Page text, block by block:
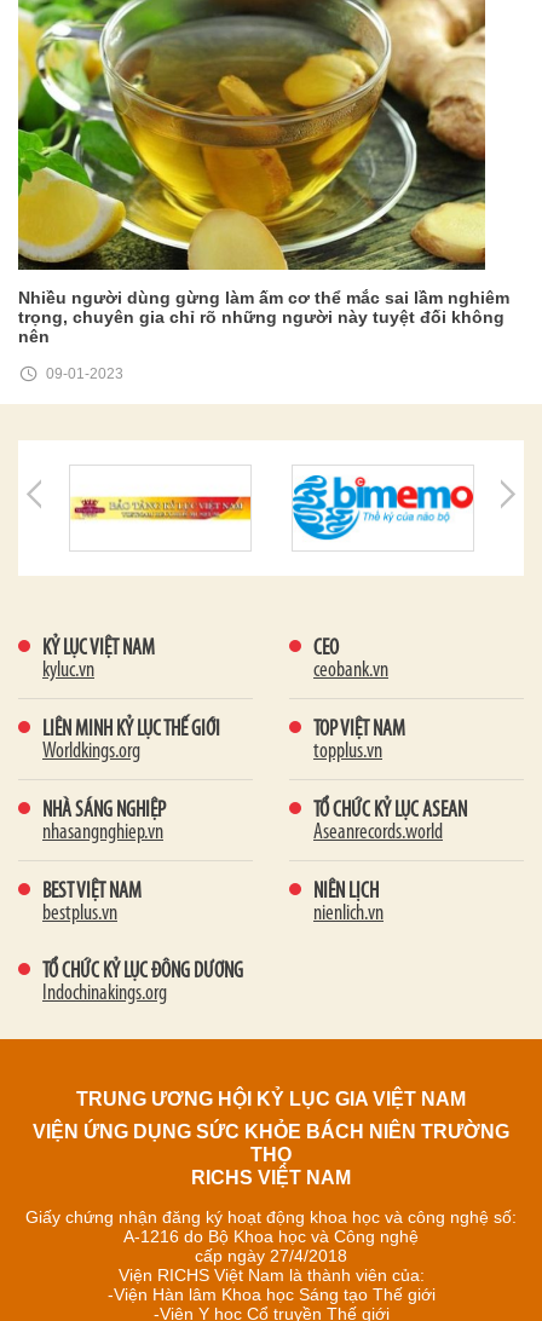
Nhiều người dùng gừng làm ấm cơ thể mắc sai lầm nghiêm
trọng, chuyên gia chỉ rõ những người này tuyệt đối không
nên
09-01-2023
KỶ LỤC VIỆT NAM
kyluc.vn
CEO
ceobank.vn
LIÊN MINH KỶ LỤC THẾ GIỚI
Worldkings.org
TOP VIỆT NAM
topplus.vn
NHÀ SÁNG NGHIỆP
nhasangnghiep.vn
TỔ CHỨC KỶ LỤC ASEAN
Aseanrecords.world
BEST VIỆT NAM
bestplus.vn
NIÊN LỊCH
nienlich.vn
TỔ CHỨC KỶ LỤC ĐÔNG DƯƠNG
Indochinakings.org
TRUNG ƯƠNG HỘI KỶ LỤC GIA VIỆT NAM
VIỆN ỨNG DỤNG SỨC KHỎE BÁCH NIÊN TRƯỜNG
THỌ
RICHS VIỆT NAM
Giấy chứng nhận đăng ký hoạt động khoa học và công nghệ số:
A-1216 do Bộ Khoa học và Công nghệ
cấp ngày 27/4/2018
Viện RICHS Việt Nam là thành viên của:
-Viện Hàn lâm Khoa học Sáng tạo Thế giới
-Viện Y học Cổ truyền Thế giới